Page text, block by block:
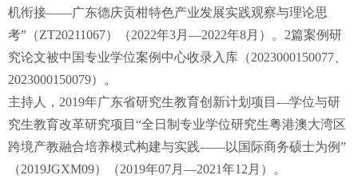
机衔接——广东德庆贡柑特色产业发展实践观察与理论思
考”（ZT20211067）（2022年3月—2022年8月）。2篇案例研
究论文被中国专业学位案例中心收录入库（2023000150077、
2023000150079）。
主持人，2019年广东省研究生教育创新计划项目—学位与研
究生教育改革研究项目“全日制专业学位研究生粤港澳大湾区
跨境产教融合培养模式构建与实践——以国际商务硕士为例”
（2019JGXM09）（2019年07月—2021年12月）。